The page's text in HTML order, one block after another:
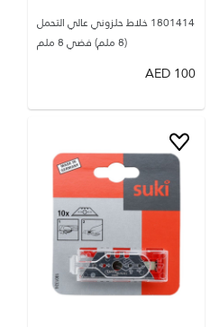
1801414 خلاط حلزوني عالي التحمل
(8 ملم) فضي 8 ملم
100
AED